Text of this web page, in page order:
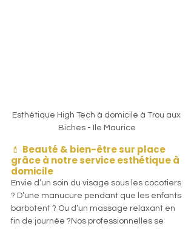
Esthétique High Tech à domicile à Trou aux
Biches - Ile Maurice
💄 Beauté & bien-être sur place
grâce à notre service esthétique à
domicile
Envie d’un soin du visage sous les cocotiers
? D’une manucure pendant que les enfants
barbotent ? Ou d’un massage relaxant en
fin de journée ?Nos professionnelles se